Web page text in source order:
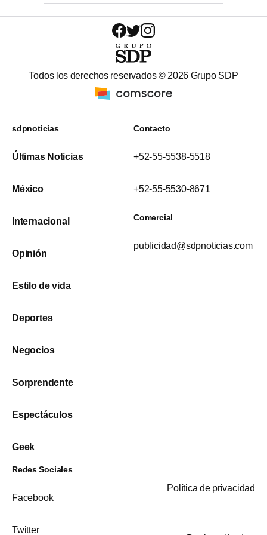
Todos los derechos reservados © 2026 Grupo SDP
sdpnoticias
Últimas Noticias
México
Internacional
Opinión
Estilo de vida
Deportes
Negocios
Sorprendente
Espectáculos
Geek
Contacto
+52-55-5538-5518
+52-55-5530-8671
Comercial
publicidad@sdpnoticias.com
Redes Sociales
Facebook
Twitter
Política de privacidad